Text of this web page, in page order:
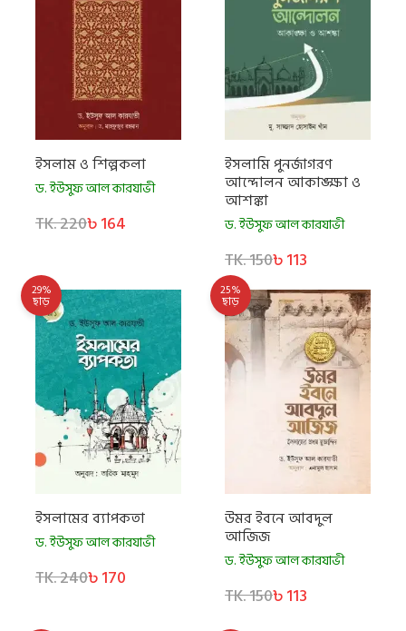
ইসলাম ও শিল্পকলা
ড. ইউসুফ আল কারযাভী
TK. 220৳ 164
ইসলামি পুনর্জাগরণ
আন্দোলন আকাঙ্ক্ষা ও
আশঙ্কা
ড. ইউসুফ আল কারযাভী
TK. 150৳ 113
29%
ছাড়
ইসলামের ব্যাপকতা
ড. ইউসুফ আল কারযাভী
TK. 240৳ 170
25%
ছাড়
উমর ইবনে আবদুল
আজিজ
ড. ইউসুফ আল কারযাভী
TK. 150৳ 113